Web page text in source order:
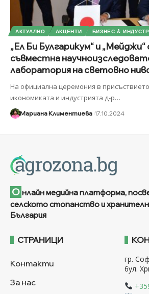
АКТУАЛНО АКЦЕНТИ БИЗНЕС &
„Ел Би Булгарикум“ и
съвместна
лаборатория на световно
На официална церемония в
икономиката и индустрията д-р…
Мариана Климентиева 17.10.2024
О нлайн медийна платформа,
селското стопанство и
България
СТРАНИЦИ
Контакти
За нас
гр.
бул.